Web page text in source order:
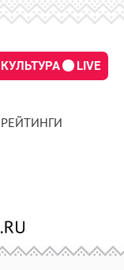
КУЛЬТУРА LIVE
РЕЙТИНГИ